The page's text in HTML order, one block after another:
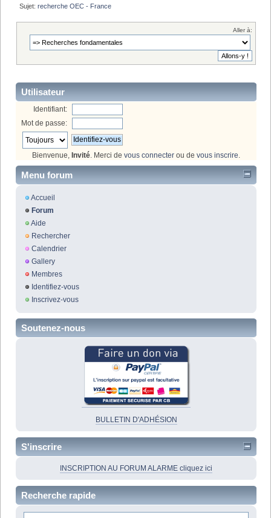
Sujet:recherche OEC - France
Aller à:
Utilisateur
Identifiant:
Mot de passe:
Bienvenue, Invité. Merci de vous connecter ou de vous inscrire.
Menu forum
Accueil
Forum
Aide
Rechercher
Calendrier
Gallery
Membres
Identifiez-vous
Inscrivez-vous
Soutenez-nous
BULLETIN D'ADHÉSION
S'inscrire
INSCRIPTION AU FORUM ALARME cliquez ici
Recherche rapide